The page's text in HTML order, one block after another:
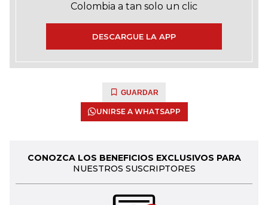
Colombia a tan solo un clic
DESCARGUE LA APP
GUARDAR
UNIRSE A WHATSAPP
CONOZCA LOS BENEFICIOS EXCLUSIVOS PARA
NUESTROS SUSCRIPTORES